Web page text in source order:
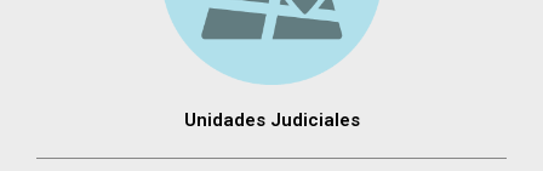
Unidades Judiciales